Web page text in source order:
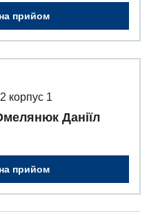
прийом
корпус 1
Даніїл
прийом